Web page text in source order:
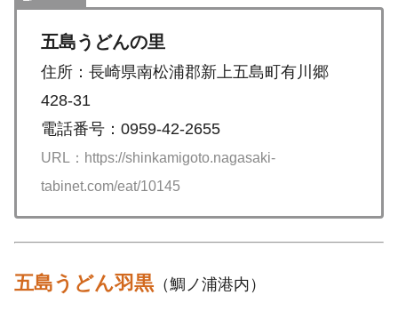
五島うどんの里
住所：長崎県南松浦郡新上五島町有川郷
428-31
電話番号：0959-42-2655
URL：https://shinkamigoto.nagasaki-
tabinet.com/eat/10145
五島うどん羽黒 （鯛ノ浦港内）